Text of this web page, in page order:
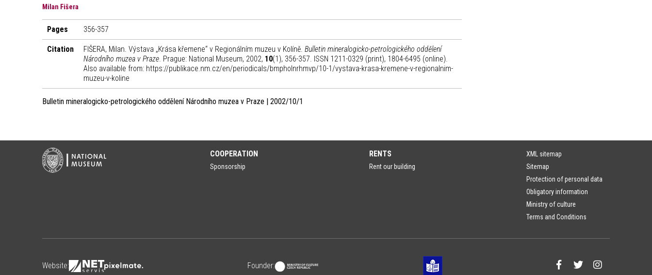
Milan Fišera
Pages 356-357
Citation FIŠERA, Milan. Výstava „Krása křemene“ v Regionálním muzeu v Kolíně. Bulletin mineralogicko-petrologického oddělení
Národního muzea v Praze. Prague: National Museum, 2002, 10(1), 356-357. ISSN 1211-0329 (print), 1804-6495 (online).
Also available from: https://publikace.nm.cz/en/periodicals/bmpholnrhmvp/10-1/vystava-krasa-kremene-v-regionalnim-
muzeu-v-koline
Bulletin mineralogicko-petrologického oddělení Národního muzea v Praze | 2002/10/1
COOPERATION
Sponsorship
RENTS
Rent our building
XML sitemap
Sitemap
Protection of personal data
Obligatory information
Ministry of culture
Terms and Conditions
Website: Founder: